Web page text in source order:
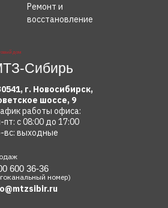
дом
Сибирь
Ремонт и
восстановление
г. Новосибирск,
шоссе, 9
работы офиса:
пт: с 08:00 до 17:00
вс: выходные
номер)
600 36-36